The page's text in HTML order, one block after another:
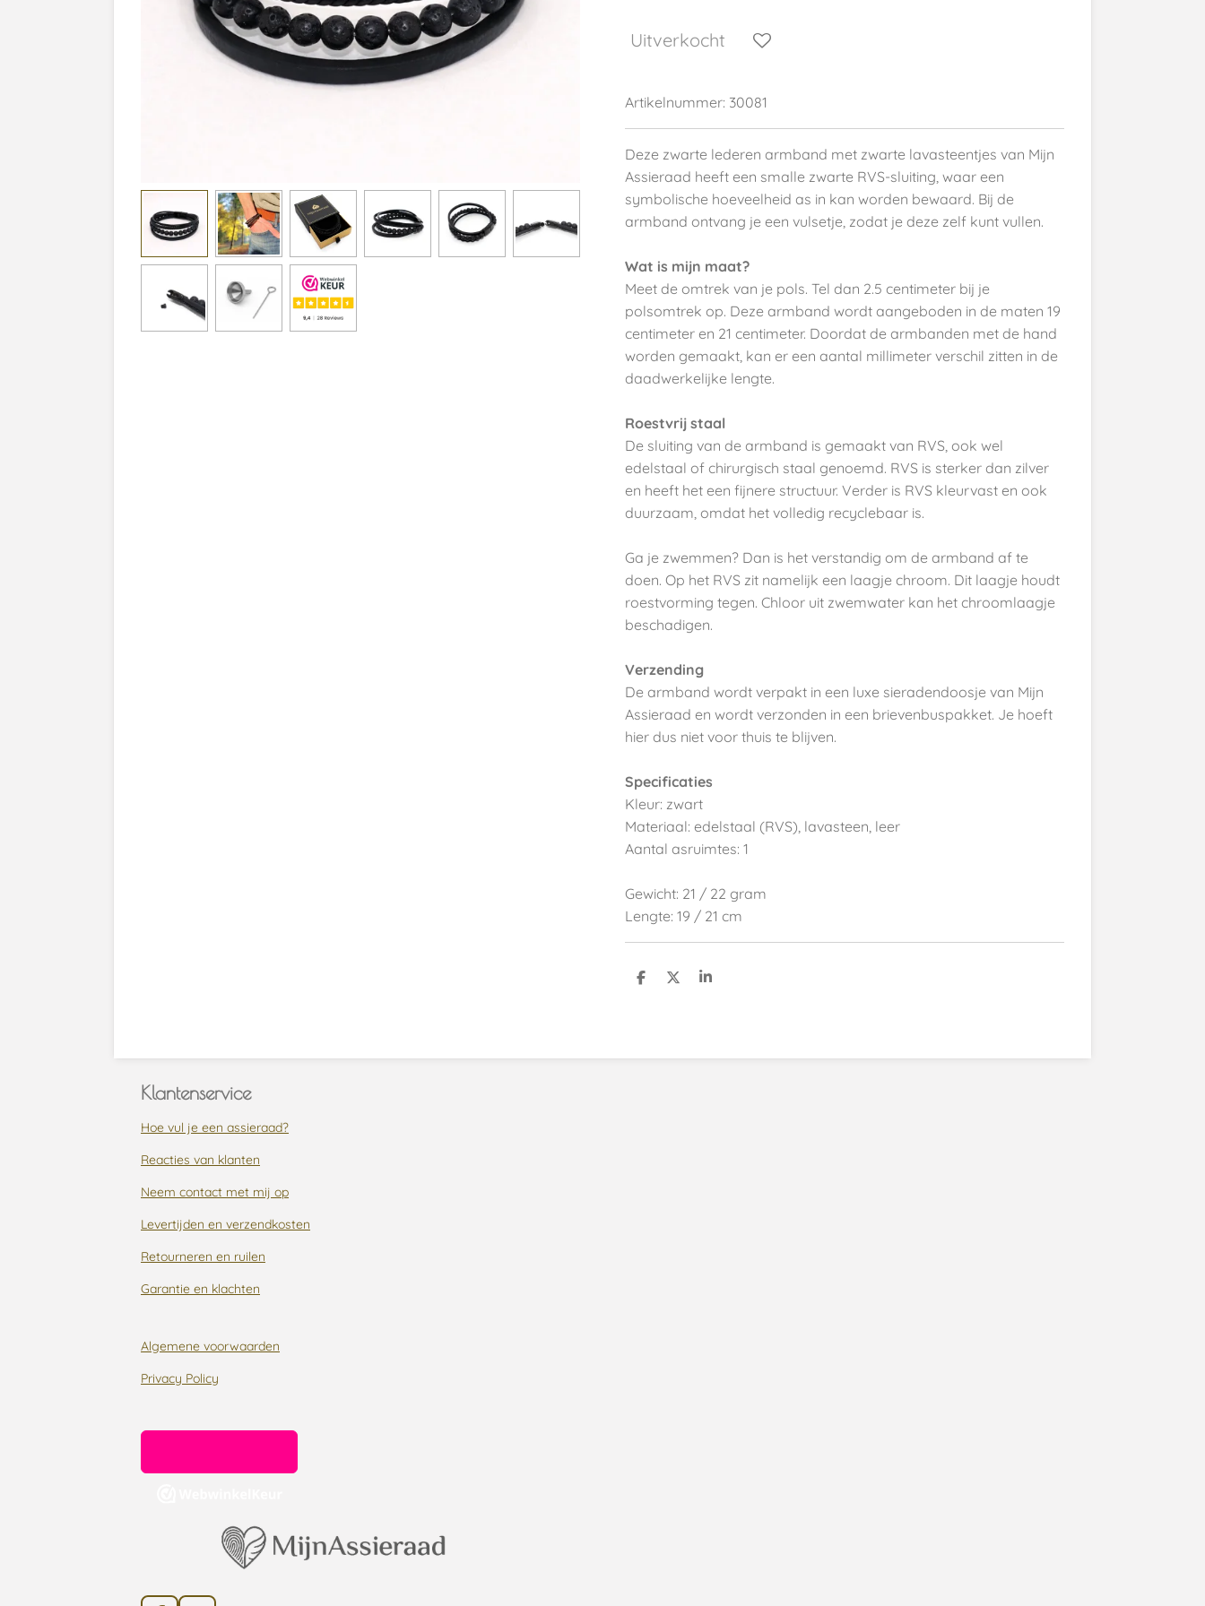
Uitverkocht
Artikelnummer: 30081
Deze zwarte lederen armband met zwarte lavasteentjes van Mijn
Assieraad heeft een smalle zwarte RVS-sluiting, waar een
symbolische hoeveelheid as in kan worden bewaard. Bij de
armband ontvang je een vulsetje, zodat je deze zelf kunt vullen.
Wat is mijn maat?
Meet de omtrek van je pols. Tel dan 2.5 centimeter bij je
polsomtrek op. Deze armband wordt aangeboden in de maten 19
centimeter en 21 centimeter. Doordat de armbanden met de hand
worden gemaakt, kan er een aantal millimeter verschil zitten in de
daadwerkelijke lengte.
Roestvrij staal
De sluiting van de armband is gemaakt van RVS, ook wel
edelstaal of chirurgisch staal genoemd. RVS is sterker dan zilver
en heeft het een fijnere structuur. Verder is RVS kleurvast en ook
duurzaam, omdat het volledig recyclebaar is.
Ga je zwemmen? Dan is het verstandig om de armband af te
doen. Op het RVS zit namelijk een laagje chroom. Dit laagje houdt
roestvorming tegen. Chloor uit zwemwater kan het chroomlaagje
beschadigen.
Verzending
De armband wordt verpakt in een luxe sieradendoosje van Mijn
Assieraad en wordt verzonden in een brievenbuspakket. Je hoeft
hier dus niet voor thuis te blijven.
Specificaties
Kleur: zwart
Materiaal: edelstaal (RVS), lavasteen, leer
Aantal asruimtes: 1
Gewicht: 21 / 22 gram
Lengte: 19 / 21 cm
D
D
S
Klantenservice
Hoe vul je een assieraad?
Reacties van klanten
Neem contact met mij op
Levertijden en verzendkosten
Retourneren en ruilen
Garantie en klachten
Algemene voorwaarden
Privacy Policy